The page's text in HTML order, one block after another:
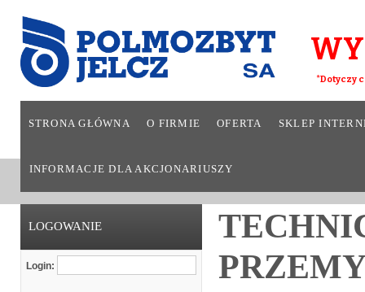
*Dotyczy
STRONA GŁÓWNA O FIRMIE OFERTA SKLEP
INFORMACJE DLA AKCJONARIUSZY
LOGOWANIE
Login: